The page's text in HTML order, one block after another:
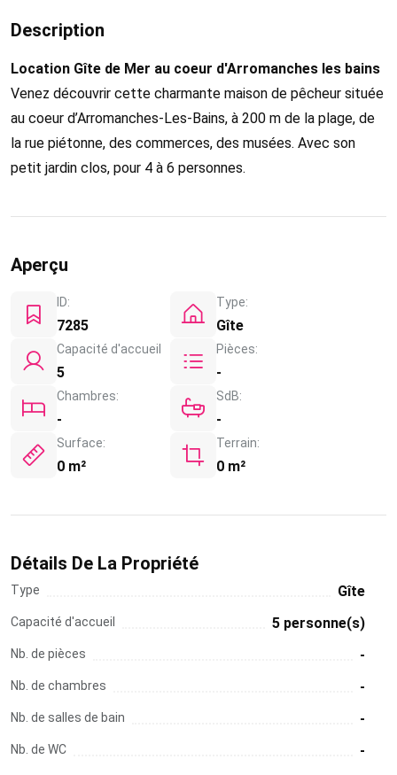
Description
Location Gîte de Mer au coeur d'Arromanches les bains
Venez découvrir cette charmante maison de pêcheur située
au coeur d’Arromanches-Les-Bains, à 200 m de la plage, de
la rue piétonne, des commerces, des musées. Avec son
petit jardin clos, pour 4 à 6 personnes.
Aperçu
ID:
7285
Type:
Gîte
Capacité d'accueil
5
Pièces:
-
Chambres:
-
SdB:
-
Surface:
0 m²
Terrain:
0 m²
Détails De La Propriété
Type Gîte
Capacité d'accueil 5 personne(s)
Nb. de pièces -
Nb. de chambres -
Nb. de salles de bain -
Nb. de WC -